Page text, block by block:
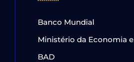
Banco Mundial
Ministério da Economia
BAD